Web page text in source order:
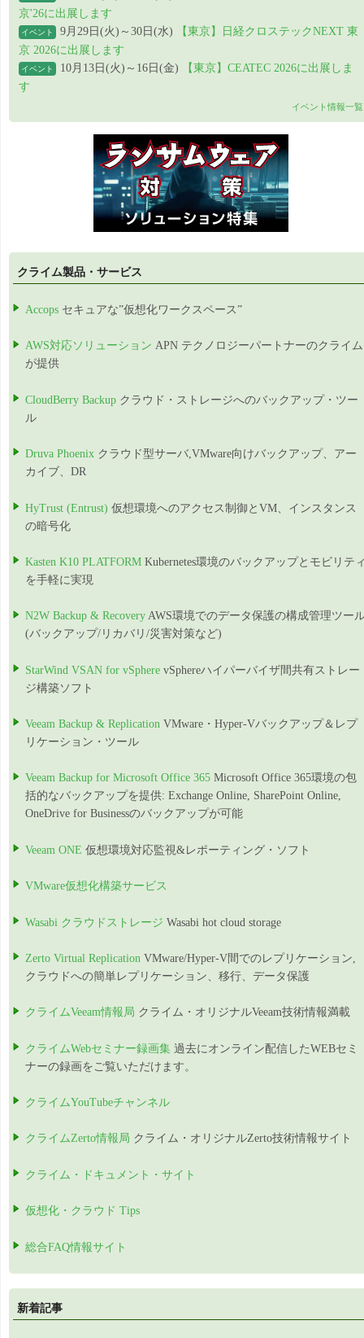
京'26に出展します
イベント 9月29日(火)～30日(水)
【東京】日経クロステックNEXT 東
京 2026に出展します
イベント 10月13日(火)～16日(金)
【東京】CEATEC 2026に出展しま
す
イベント情報一覧
クライム製品・サービス
Accops セキュアな”仮想化ワークスペース”
AWS対応ソリューション APN テクノロジーパートナーのクライム
が提供
CloudBerry Backup クラウド・ストレージへのバックアップ・ツー
ル
Druva Phoenix クラウド型サーバ,VMware向けバックアップ、アー
カイブ、DR
HyTrust (Entrust) 仮想環境へのアクセス制御とVM、インスタンス
の暗号化
Kasten K10 PLATFORM Kubernetes環境のバックアップとモビリテ
を手軽に実現
N2W Backup & Recovery AWS環境でのデータ保護の構成管理ツー
(バックアップ/リカバリ/災害対策など)
StarWind VSAN for vSphere vSphereハイパーバイザ間共有ストレー
ジ構築ソフト
Veeam Backup & Replication VMware・Hyper-Vバックアップ＆レプ
リケーション・ツール
Veeam Backup for Microsoft Office 365 Microsoft Office 365環境の包
括的なバックアップを提供: Exchange Online, SharePoint Online,
OneDrive for Businessのバックアップが可能
Veeam ONE 仮想環境対応監視&レポーティング・ソフト
VMware仮想化構築サービス
Wasabi クラウドストレージ Wasabi hot cloud storage
Zerto Virtual Replication VMware/Hyper-V間でのレプリケーション,
クラウドへの簡単レプリケーション、移行、データ保護
クライムVeeam情報局 クライム・オリジナルVeeam技術情報満載
クライムWebセミナー録画集 過去にオンライン配信したWEBセミ
ナーの録画をご覧いただけます。
クライムYouTubeチャンネル
クライムZerto情報局 クライム・オリジナルZerto技術情報サイト
クライム・ドキュメント・サイト
仮想化・クラウド Tips
総合FAQ情報サイト
新着記事